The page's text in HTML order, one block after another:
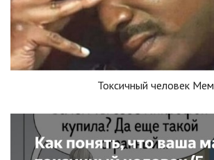
Токсичный человек Мем